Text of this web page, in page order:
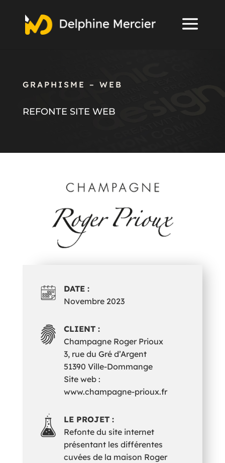
GRAPHISME – WEB
REFONTE SITE WEB
DATE :
Novembre 2023
CLIENT :
Champagne Roger Prioux
3, rue du Gré d’Argent
51390 Ville-Dommange
Site web :
www.champagne-prioux.fr
LE PROJET :
Refonte du site internet
présentant les différentes
cuvées de la maison Roger